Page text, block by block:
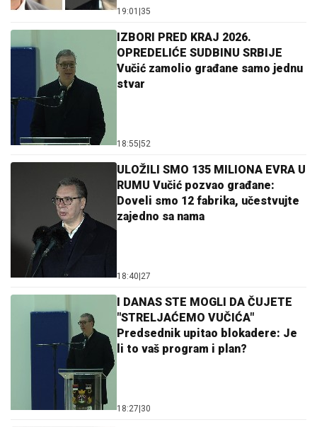
19:01 35
IZBORI PRED KRAJ 2026.
OPREDELIĆE SUDBINU SRBIJE
Vučić zamolio građane samo jednu
stvar
18:55 52
ULOŽILI SMO 135 MILIONA EVRA U
RUMU Vučić pozvao građane:
Doveli smo 12 fabrika, učestvujte
zajedno sa nama
18:40 27
I DANAS STE MOGLI DA ČUJETE
"STRELJAĆEMO VUČIĆA"
Predsednik upitao blokadere: Je
li to vaš program i plan?
18:27 30